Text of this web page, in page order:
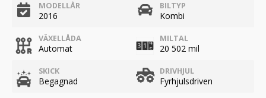
MODELLÅR
2016
BILTYP
Kombi
VÄXELLÅDA
Automat
MILTAL
20 502 mil
SKICK
Begagnad
DRIVHJUL
Fyrhjulsdriven